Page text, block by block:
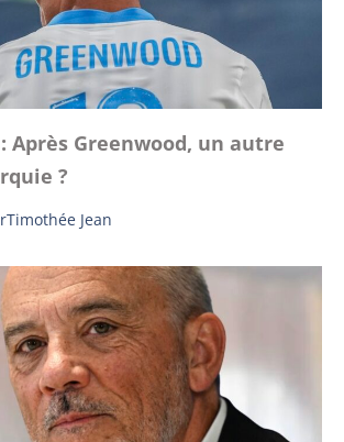
Après Greenwood, un autre
?
Timothée Jean